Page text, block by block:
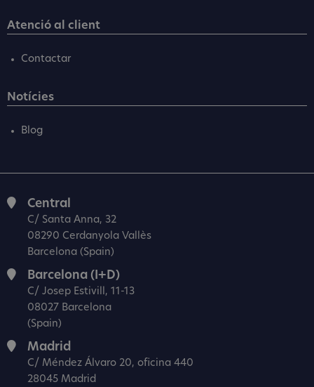
Atenció al client
Contactar
Notícies
Blog
Central
C/ Santa Anna, 32
08290 Cerdanyola Vallès
Barcelona (Spain)
Barcelona (I+D)
C/ Josep Estivill, 11-13
08027 Barcelona
(Spain)
Madrid
C/ Méndez Álvaro 20, oficina 440
28045 Madrid